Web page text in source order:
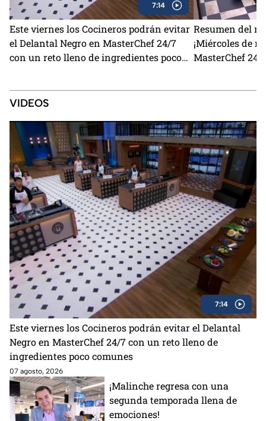
7:14
Este viernes los Cocineros podrán evitar
el Delantal Negro en MasterChef 24/7
con un reto lleno de ingredientes poco
Resumen del
¡Miércoles de
MasterChef 24/
VIDEOS
7:14
Este viernes los Cocineros podrán evitar el Delantal
Negro en MasterChef 24/7 con un reto lleno de
ingredientes poco comunes
07 agosto, 2026
¡Malinche regresa con una
segunda temporada llena de
emociones!